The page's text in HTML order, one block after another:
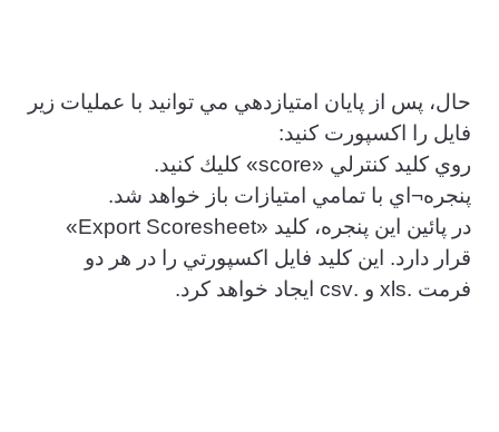
حال، پس از پايان امتيازدهي مي توانيد با عمليات زير
فايل را اكسپورت كنيد:
روي كليد كنترلي «score» كليك كنيد.
پنجره¬اي با تمامي امتيازات باز خواهد شد.
در پائين اين پنجره، كليد «Export Scoresheet»
قرار دارد. اين كليد فايل اكسپورتي را در هر دو
فرمت .xls و .csv ايجاد خواهد كرد.